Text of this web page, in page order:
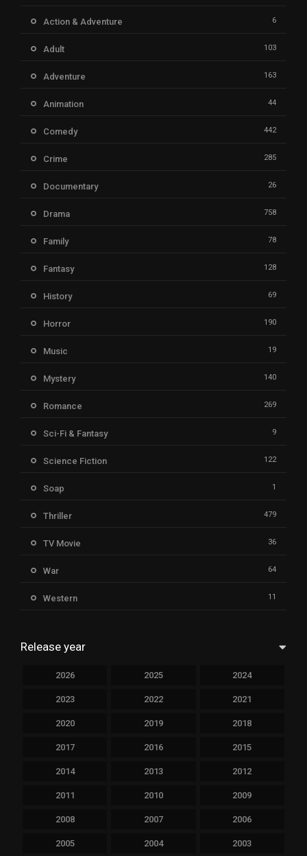
Action & Adventure 6
Adult 103
Adventure 163
Animation 44
Comedy 442
Crime 285
Documentary 26
Drama 758
Family 78
Fantasy 128
History 69
Horror 190
Music 19
Mystery 140
Romance 269
Sci-Fi & Fantasy 9
Science Fiction 122
Soap 1
Thriller 479
TV Movie 36
War 64
Western 11
Release year
2026 2025 2024
2023 2022 2021
2020 2019 2018
2017 2016 2015
2014 2013 2012
2011 2010 2009
2008 2007 2006
2005 2004 2003